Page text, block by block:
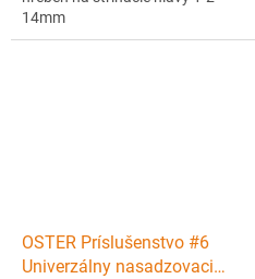
14mm
OSTER Príslušenstvo #6
Univerzálny nasadzovaci